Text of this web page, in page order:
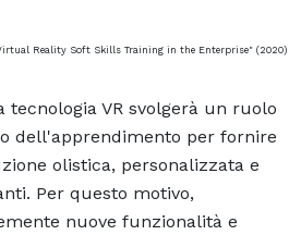
Reality Soft Skills Training in the Enterprise" (2020)
tecnologia VR svolgerà un ruolo
dell'apprendimento per fornire
olistica, personalizzata e
Per questo motivo,
nuove funzionalità e